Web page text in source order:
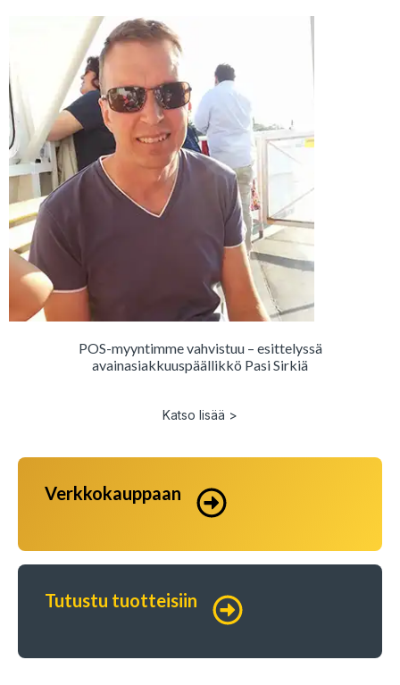
POS-myyntimme vahvistuu – esittelyssä
avainasiakkuuspäällikkö Pasi Sirkiä
Katso lisää >
Verkkokauppaan
Tutustu tuotteisiin